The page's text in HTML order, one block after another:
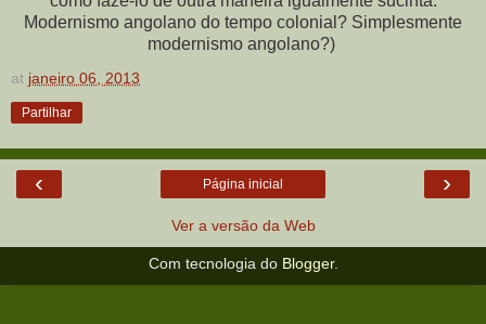
Modernismo angolano do tempo colonial? Simplesmente
modernismo angolano?)
at janeiro 06, 2013
Partilhar
‹ ›
Página inicial
Ver a versão da Web
Com tecnologia do Blogger.